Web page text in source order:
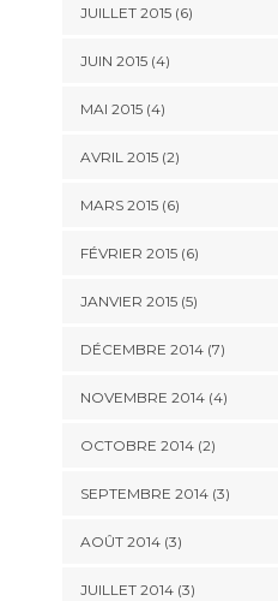
JUILLET 2015(6)
JUIN 2015(4)
MAI 2015(4)
AVRIL 2015(2)
MARS 2015(6)
FÉVRIER 2015(6)
JANVIER 2015(5)
DÉCEMBRE 2014(7)
NOVEMBRE 2014(4)
OCTOBRE 2014(2)
SEPTEMBRE 2014(3)
AOÛT 2014(3)
JUILLET 2014(3)